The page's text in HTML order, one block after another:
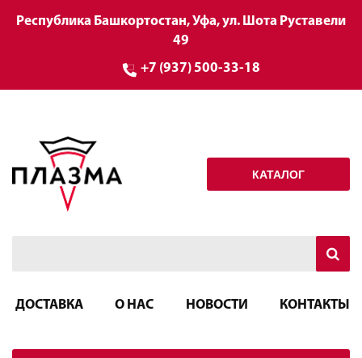
Республика Башкортостан, Уфа, ул. Шота Руставели
49
+7 (937) 500-33-18
КАТАЛОГ
ДОСТАВКА О НАС НОВОСТИ КОНТАКТЫ